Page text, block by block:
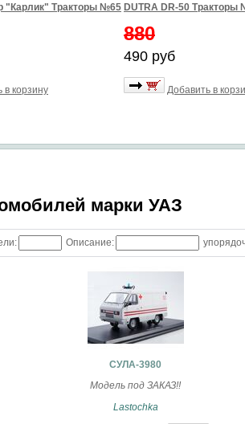
"Карлик" Тракторы №65
в корзину
DUTRA DR-50 Тракторы
880
490 руб
Добавить в
марки УАЗ
Описание:
СУЛА-3980
Модель под ЗАКАЗ!!
Lastochka